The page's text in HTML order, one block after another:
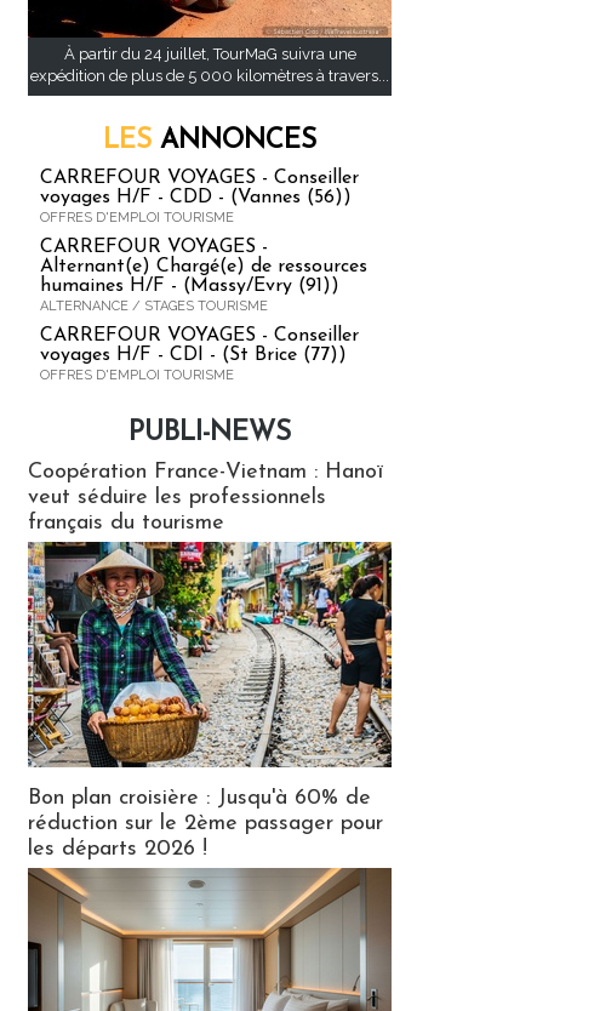
À partir du 24 juillet, TourMaG suivra une
expédition de plus de 5 000 kilomètres à travers...
LES ANNONCES
CARREFOUR VOYAGES - Conseiller
voyages H/F - CDD - (Vannes (56))
OFFRES D'EMPLOI TOURISME
CARREFOUR VOYAGES -
Alternant(e) Chargé(e) de ressources
humaines H/F - (Massy/Evry (91))
ALTERNANCE / STAGES TOURISME
CARREFOUR VOYAGES - Conseiller
voyages H/F - CDI - (St Brice (77))
OFFRES D'EMPLOI TOURISME
PUBLI-NEWS
Coopération France-Vietnam : Hanoï
veut séduire les professionnels
français du tourisme
Bon plan croisière : Jusqu'à 60% de
réduction sur le 2ème passager pour
les départs 2026 !